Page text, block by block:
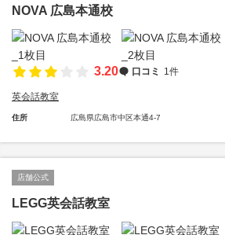
NOVA 広島本通校
3.20 口コミ 1件
英会話教室
住所 広島県広島市中区本通4-7
店舗公式
LEGG英会話教室